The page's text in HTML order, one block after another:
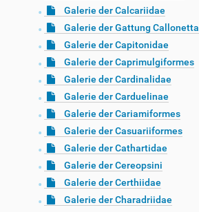
Galerie der Calcariidae
Galerie der Gattung Callonetta
Galerie der Capitonidae
Galerie der Caprimulgiformes
Galerie der Cardinalidae
Galerie der Carduelinae
Galerie der Cariamiformes
Galerie der Casuariiformes
Galerie der Cathartidae
Galerie der Cereopsini
Galerie der Certhiidae
Galerie der Charadriidae